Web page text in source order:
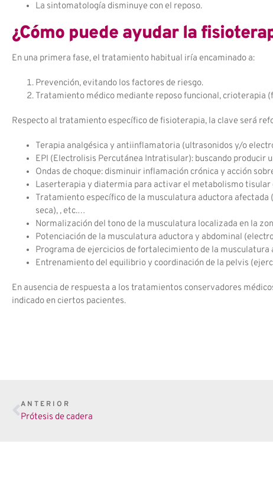
La sintomatología disminuye con el reposo.
¿Cómo puede ayudar la
En una primera fase, el tratamiento habitual iría encaminado a:
Prevención, evitando los factores de riesgo.
Tratamiento médico mediante reposo funcional, crioterapia
Respecto al tratamiento específico de fisioterapia, la clave será
Terapia analgésica y antiinflamatoria (ultrasonidos y/o
EPI (Electrolisis Percutánea Intratisular): buscando
Ondas de choque: disminuir inflamación crónica y acción
Laserterapia y diatermia para activar el metabolismo tisular
Tratamiento específico de la musculatura aductora
seca), , etc.…
Normalización del tono de la musculatura localizada en la
Potenciación de la musculatura aductora y abdominal
Programa de ejercicios de fortalecimiento de la musculatura
Entrenamiento del equilibrio y coordinación de la pelvis
En ausencia de respuesta a los tratamientos conservadores
indicado en ciertos pacientes.
ANTERIOR
Prótesis de cadera